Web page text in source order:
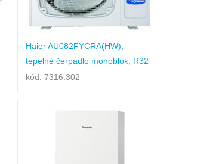
Haier AU082FYCRA(HW),
tepelné čerpadlo monoblok, R32
kód: 7316.302